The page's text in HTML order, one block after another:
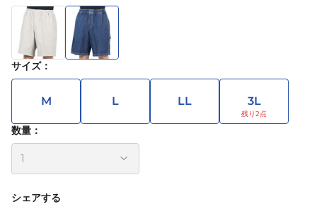
サイズ：
M L LL 3L
数量：
シェアする